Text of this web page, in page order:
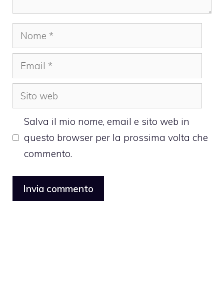
Nome
Email
Sito
web
Salva il mio nome, email e sito web in
questo browser per la prossima volta che
commento.